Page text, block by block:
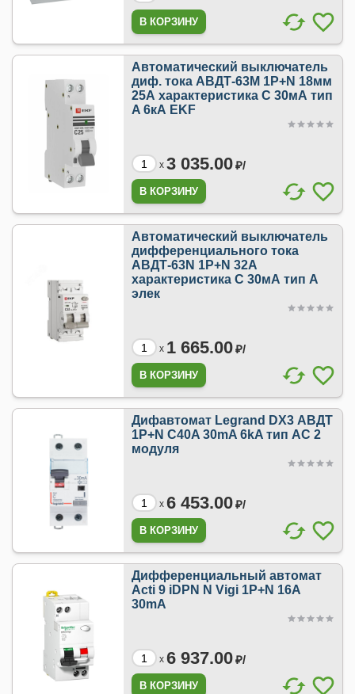
Автоматический выключатель
диф. тока АВДТ-63М 1P+N 18мм
25А характеристика С 30мА тип
A 6кА EKF
x 3 035.00₽/
Автоматический выключатель
дифференциального тока
АВДТ-63N 1P+N 32А
характеристика C 30мА тип A
элек
x 1 665.00₽/
Дифавтомат Legrand DX3 АВДТ
1P+N C40A 30mA 6kA тип AC 2
модуля
x 6 453.00₽/
Дифференциальный автомат
Acti 9 iDPN N Vigi 1P+N 16A
30mA
x 6 937.00₽/